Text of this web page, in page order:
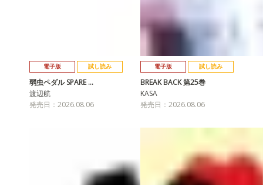
電子版 試し読み
弱虫ペダル SPARE …
渡辺航
発売日：2026.08.06
電子版 試し読み
BREAK BACK 第25巻
KASA
発売日：2026.08.06